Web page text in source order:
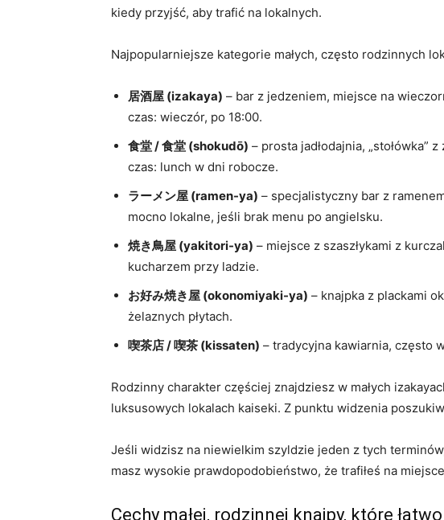
kiedy przyjść, aby trafić na lokalnych.
Najpopularniejsze kategorie małych, często rodzinnych
居酒屋 (izakaya) – bar z jedzeniem, miejsce na
czas: wieczór, po 18:00.
食堂 / 食堂 (shokudō) – prosta jadłodajnia, „stołówka”
czas: lunch w dni robocze.
ラーメン屋 (ramen-ya) – specjalistyczny bar z
mocno lokalne, jeśli brak menu po angielsku.
焼き鳥屋 (yakitori-ya) – miejsce z szaszłykami z
kucharzem przy ladzie.
お好み焼き屋 (okonomiyaki-ya) – knajpka z plackami
żelaznych płytach.
喫茶店 / 喫茶 (kissaten) – tradycyjna kawiarnia, często
Rodzinny charakter częściej znajdziesz w małych
luksusowych lokalach kaiseki. Z punktu widzenia
Jeśli widzisz na niewielkim szyldzie jeden z tych
masz wysokie prawdopodobieństwo, że trafiłeś na
Cechy małej, rodzinnej knajpy, które